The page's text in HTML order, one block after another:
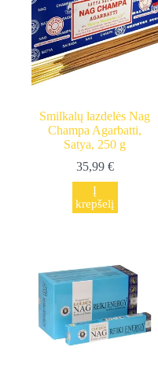
Smilkalų lazdelės Nag
Champa Agarbatti,
Satya, 250 g
35,99 €
Į
krepšelį